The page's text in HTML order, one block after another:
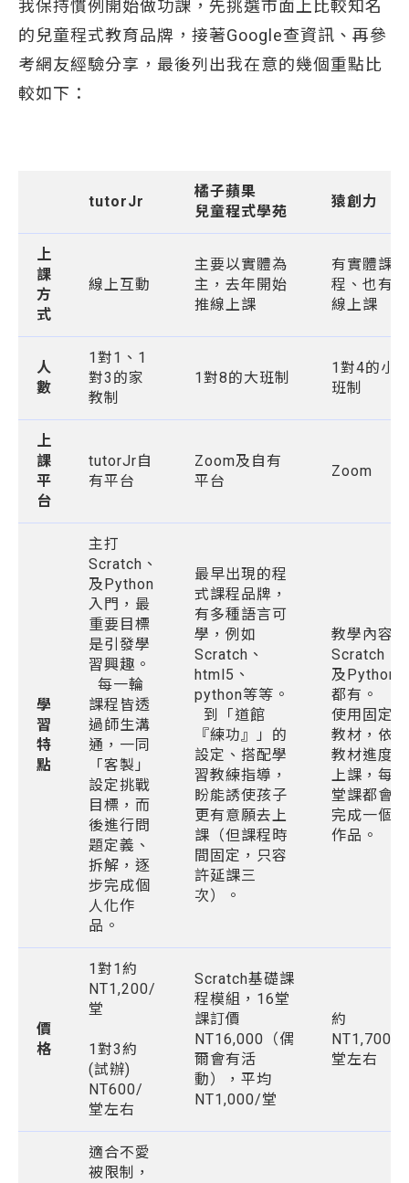
我保持慣例開始做功課，先挑選市面上比較知名
的兒童程式教育品牌，接著Google查資訊、再參
考網友經驗分享，最後列出我在意的幾個重點比
較如下：
tutorJr
橘子蘋果
兒童程式學苑
猿創力
上
課
方
式
線上互動
主要以實體為
主，去年開始
推線上課
有實體課
程、也有
線上課
人
數
1對1、1
對3的家
教制
1對8的大班制
1對4的小
班制
上
課
平
台
tutorJr自
有平台
Zoom及自有
平台
Zoom
學
習
特
點
主打
Scratch、
及Python
入門，最
重要目標
是引發學
習興趣。
每一輪
課程皆透
過師生溝
通，一同
「客製」
設定挑戰
目標，而
後進行問
題定義、
拆解，逐
步完成個
人化作
品。
最早出現的程
式課程品牌，
有多種語言可
學，例如
Scratch、
html5、
python等等。
到「道館
『練功』」的
設定、搭配學
習教練指導，
盼能誘使孩子
更有意願去上
課（但課程時
間固定，只容
許延課三
次）。
教學內容
Scratch
及Python
都有。
使用固定
教材，依
教材進度
上課，每
堂課都會
完成一個
作品。
價
格
1對1約
NT1,200/
堂
1對3約
(試辦)
NT600/
堂左右
Scratch基礎課
程模組，16堂
課訂價
NT16,000（偶
爾會有活
動），平均
NT1,000/堂
約
NT1,700/
堂左右
適合不愛
被限制，